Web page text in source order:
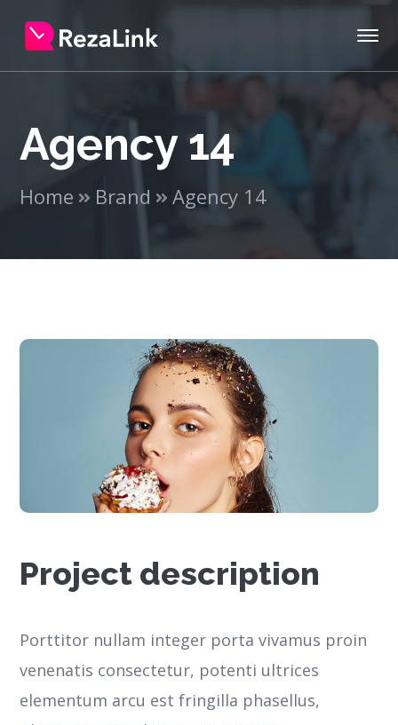
Agency 14
Home Brand Agency 14
Project description
Porttitor nullam integer porta vivamus proin
venenatis consectetur, potenti ultrices
elementum arcu est fringilla phasellus,